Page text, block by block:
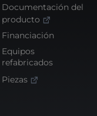
Documentación del
producto
Financiación
Equipos
refabricados
Piezas